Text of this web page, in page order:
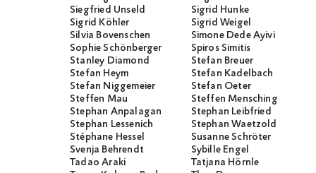
Siegfried Unseld
Sigrid Hunke
Sigrid Köhler
Sigrid Weigel
Silvia Bovenschen
Simone Dede Ayivi
Sophie Schönberger
Spiros Simitis
Stanley Diamond
Stefan Breuer
Stefan Heym
Stefan Kadelbach
Stefan Niggemeier
Stefan Oeter
Steffen Mau
Steffen Mensching
Stephan Anpalagan
Stephan Leibfried
Stephan Lessenich
Stephan Waetzold
Stéphane Hessel
Susanne Schröter
Svenja Behrendt
Sybille Engel
Tadao Araki
Tatjana Hörnle